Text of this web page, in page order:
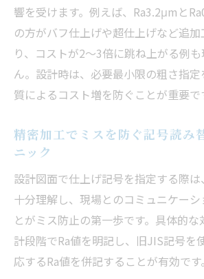
響を受けます。例えば、Ra3.2μmと
の方がバフ仕上げや超仕上げなど追
り、コストが2～3倍に跳ね上がる例
ん。設計時は、必要最小限の粗さ指
質によるコスト増を防ぐことが重要で
精密加工でミスを防ぐ記号読み
ニック
設計図面で仕上げ記号を指定する際
十分理解し、現場とのコミュニケー
とがミス防止の第一歩です。具体的
計段階でRa値を明記し、旧JIS記号を
応するRa値を併記することが有効です。